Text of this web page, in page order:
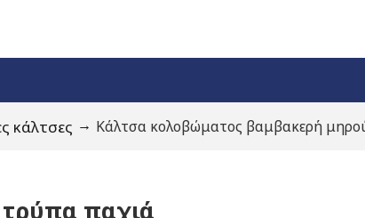
κάλτσες Κάλτσα κολοβώματος βαμβακερή
παχιά